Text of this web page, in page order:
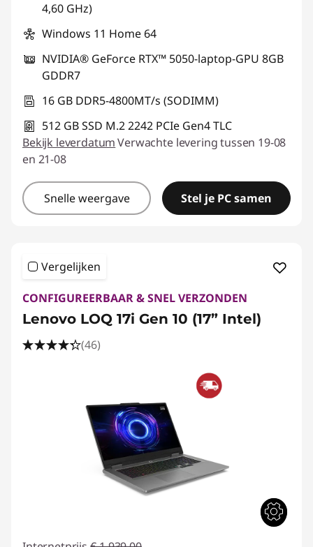
4,60 GHz)
Windows 11 Home 64
NVIDIA® GeForce RTX™ 5050-laptop-GPU 8GB
GDDR7
16 GB DDR5-4800MT/s (SODIMM)
512 GB SSD M.2 2242 PCIe Gen4 TLC
Bekijk leverdatumVerwachte levering tussen 19-08
en 21-08
Snelle weergave Stel je PC samen
Vergelijken
CONFIGUREERBAAR & SNEL VERZONDEN
Lenovo LOQ 17i Gen 10 (17” Intel)
(46)